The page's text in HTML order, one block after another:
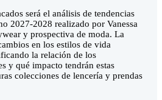
será el análisis de tendencias
2027-2028 realizado por Vanessa
y prospectiva de moda. La
en los estilos de vida
la relación de los
y qué impacto tendrán estas
colecciones de lencería y prendas